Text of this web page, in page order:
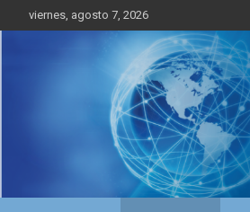
a
n
viernes, agosto 7, 2026
NICALEAKS
Portal de Noticias